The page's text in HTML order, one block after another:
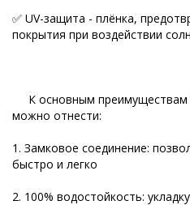
✅ UV-защита - плёнка,
покрытия при воздействии
К основным преимуществам
можно отнести:
1. Замковое соединение:
быстро и легко
2. 100% водостойкость: